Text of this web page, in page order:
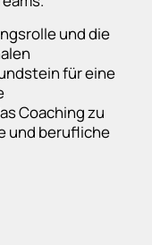
und die
für eine
Coaching zu
und berufliche